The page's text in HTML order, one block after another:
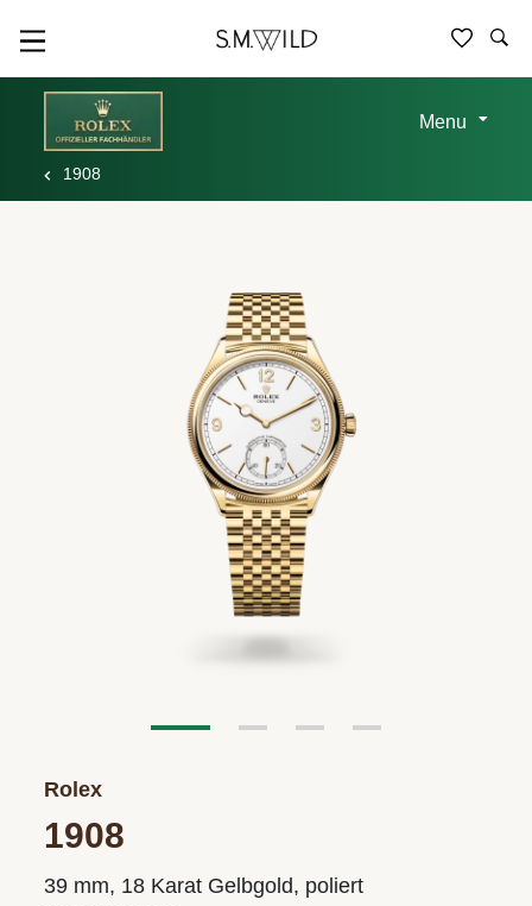
Menu
1908
Rolex
1908
39 mm, 18 Karat Gelbgold, poliert